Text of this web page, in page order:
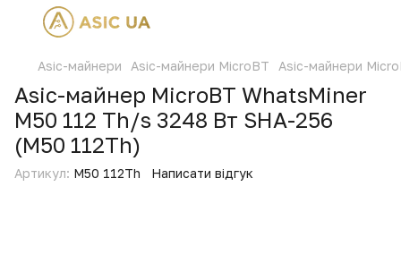
Asic-майнери Asic-майнери MicroBT Asic-майнери
Asic-майнер MicroBT WhatsMiner
M50 112 Th/s 3248 Вт SHA-256
(M50 112Th)
Артикул: M50 112Th Написати відгук